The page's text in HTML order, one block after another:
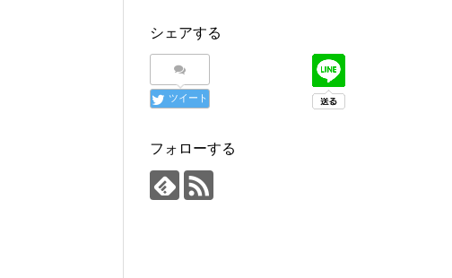
シェアする
ツイート
フォローする